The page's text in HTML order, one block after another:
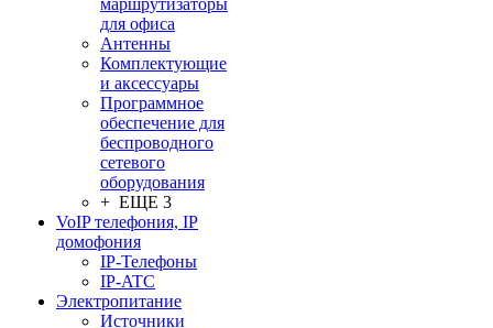
маршрутизаторы
для офиса
Антенны
Комплектующие
и аксессуары
Программное
обеспечение для
беспроводного
сетевого
оборудования
+ ЕЩЕ 3
VoIP телефония, IP
домофония
IP-Телефоны
IP-ATC
Электропитание
Источники